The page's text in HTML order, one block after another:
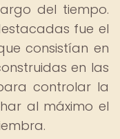
del tiempo.
fue el
consistían en
en las
controlar la
al máximo el